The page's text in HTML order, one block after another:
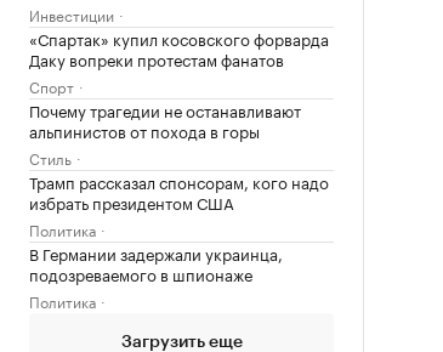
Инвестиции
«Спартак» купил косовского форварда
Даку вопреки протестам фанатов
Спорт
Почему трагедии не останавливают
альпинистов от похода в горы
Стиль
Трамп рассказал спонсорам, кого надо
избрать президентом США
Политика
В Германии задержали украинца,
подозреваемого в шпионаже
Политика
Загрузить еще